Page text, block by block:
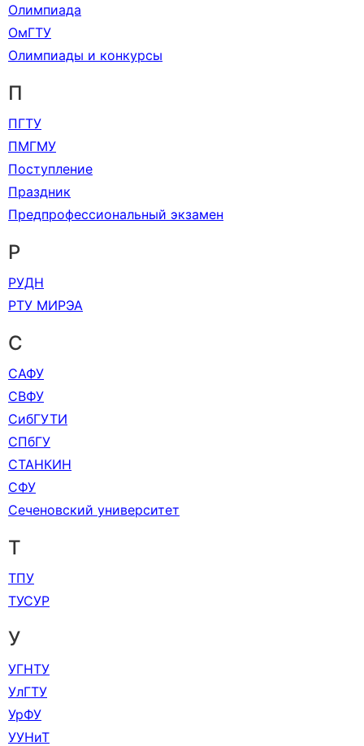
Олимпиада
ОмГТУ
Олимпиады и конкурсы
П
ПГТУ
ПМГМУ
Поступление
Праздник
Предпрофессиональный экзамен
Р
РУДН
РТУ МИРЭА
С
САФУ
СВФУ
СибГУТИ
СПбГУ
СТАНКИН
СФУ
Сеченовский университет
Т
ТПУ
ТУСУР
У
УГНТУ
УлГТУ
УрФУ
УУНиТ